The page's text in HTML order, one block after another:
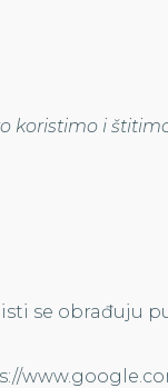
koristimo i
se obrađuju